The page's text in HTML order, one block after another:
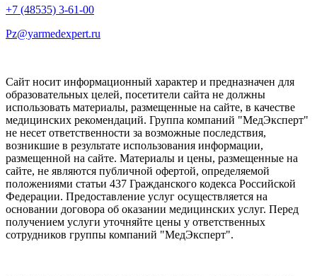
+7 (48535) 3-61-00
Pz@yarmedexpert.ru
Сайт носит информационный характер и предназначен для
образовательных целей, посетители сайта не должны
использовать материалы, размещенные на сайте, в качестве
медицинских рекомендаций. Группа компаний "МедЭксперт"
не несет ответственности за возможные последствия,
возникшие в результате использования информации,
размещенной на сайте. Материалы и цены, размещенные на
сайте, не являются публичной офертой, определяемой
положениями статьи 437 Гражданского кодекса Российской
Федерации. Предоставление услуг осуществляется на
основании договора об оказании медицинских услуг. Перед
получением услуги уточняйте цены у ответственных
сотрудников группы компаний "МедЭксперт".